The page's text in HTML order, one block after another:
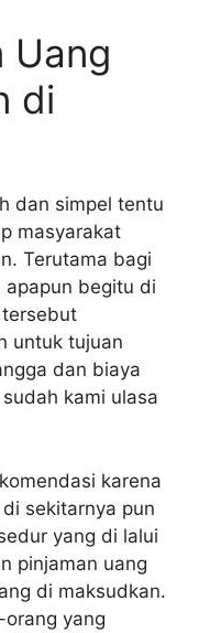
Uang
di
dan simpel tentu
masyarakat
Terutama bagi
apapun begitu di
untuk tujuan
dan biaya
kami ulasa
karena
sekitarnya pun
yang di lalui
pinjaman uang
di maksudkan.
yang